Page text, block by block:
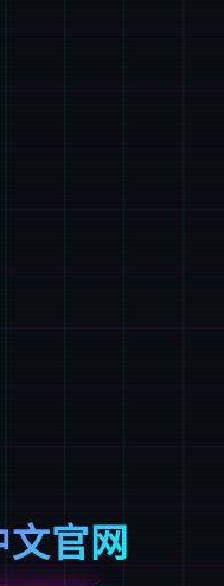
官网